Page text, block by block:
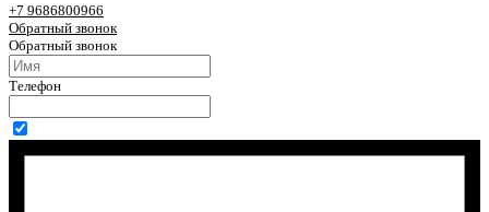
+7 9686800966
Обратный звонок
Обратный звонок
Телефон